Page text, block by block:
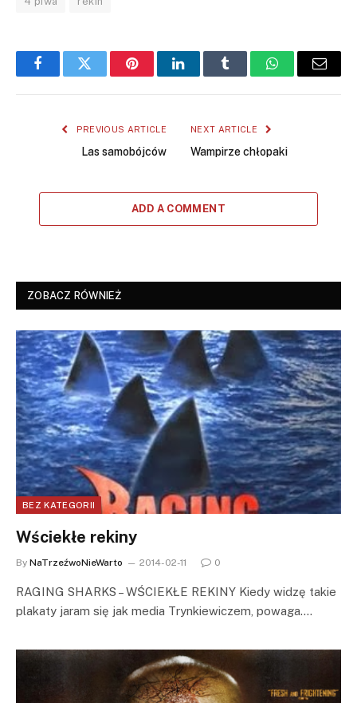
FacebookTwitter PinterestLinkedInTumblr WhatsAppEmail
PREVIOUS ARTICLE
Las samobójców
NEXT ARTICLE
Wampirze chłopaki
ADD A COMMENT
ZOBACZ RÓWNIEŻ
BEZ KATEGORII
Wściekłe rekiny
By NaTrzeźwoNieWarto 2014-02-11 0
RAGING SHARKS – WŚCIEKŁE REKINY Kiedy widzę takie
plakaty jaram się jak media Trynkiewiczem, powaga.…